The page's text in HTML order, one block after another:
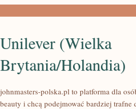
Unilever (Wielka
Brytania/Holandia)
johnmasters-polska.pl to platforma dla
beauty i chcą podejmować bardziej trafne